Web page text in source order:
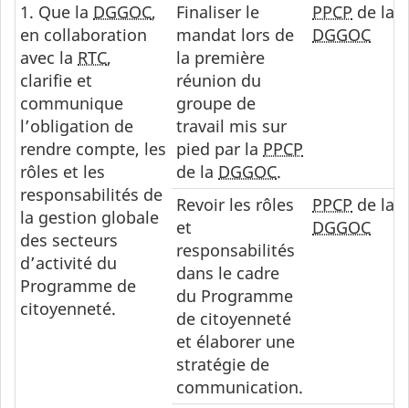
1. Que la DGGOC,
en collaboration
avec la RTC,
clarifie et
communique
l’obligation de
rendre compte, les
rôles et les
responsabilités de
la gestion globale
des secteurs
d’activité du
Programme de
citoyenneté.
Finaliser le
mandat lors de
la première
réunion du
groupe de
travail mis sur
pied par la PPCP
de la DGGOC.
PPCP de la
DGGOC
Revoir les rôles
et
responsabilités
dans le cadre
du Programme
de citoyenneté
et élaborer une
stratégie de
communication.
PPCP de la
DGGOC